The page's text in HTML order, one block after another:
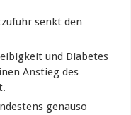
senkt den
und Diabetes
Anstieg des
genauso